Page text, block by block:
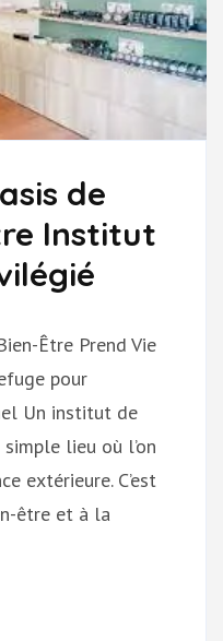
de
Institut
Être Prend Vie
pour
Un institut de
lieu où l’on
extérieure. C’est
être et à la